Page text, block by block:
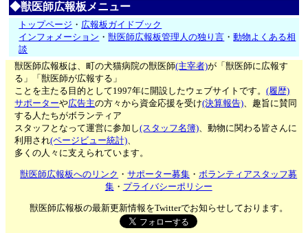
◆獣医師広報板メニュー
トップページ ・ 広報板ガイドブック
インフォメーション ・獣医師広報板管理人の独り言 ・動物よくある相
談
獣医師広報板は、町の犬猫病院の獣医師(主宰者)が「獣医師に広報す
る」「獣医師が広報する」
ことを主たる目的として1997年に開設したウェブサイトです。(履歴)
サポーターや広告主の方々から資金応援を受け(決算報告)、趣旨に賛同
する人たちがボランティア
スタッフとなって運営に参加し(スタッフ名簿)、動物に関わる皆さんに
利用され(ページビュー統計)、
多くの人々に支えられています。
獣医師広報板へのリンク ・サポーター募集 ・ボランティアスタッフ募
集・ プライバシーポリシー
獣医師広報板の最新更新情報をTwitterでお知らせしております。